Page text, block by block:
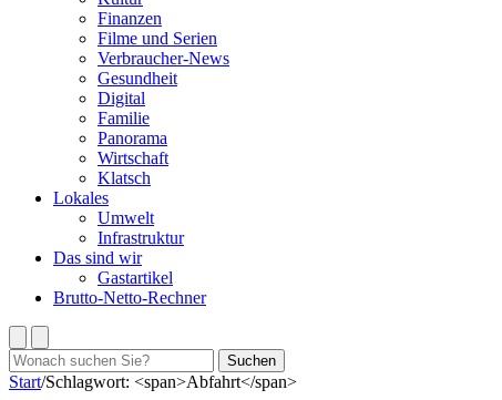
Finanzen
Filme und Serien
Verbraucher-News
Gesundheit
Digital
Familie
Panorama
Wirtschaft
Klatsch
Lokales
Umwelt
Infrastruktur
Das sind wir
Gastartikel
Brutto-Netto-Rechner
Suchen
nach:
Suchen
Start/Schlagwort: <span>Abfahrt</span>